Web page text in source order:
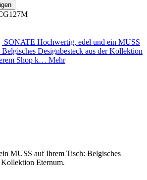
SONATE Hochwertig, edel und ein MUSS
Designbesteck aus der Kollektion
Shop k… Mehr
MUSS auf Ihrem Tisch: Belgisches
Kollektion Eternum.